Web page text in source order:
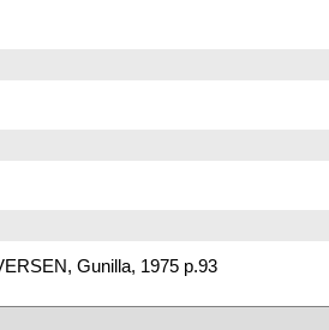
Gunilla, 1975 p.93